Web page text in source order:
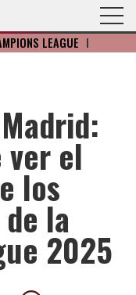
LEAGUE I
ver el
los
la
2025